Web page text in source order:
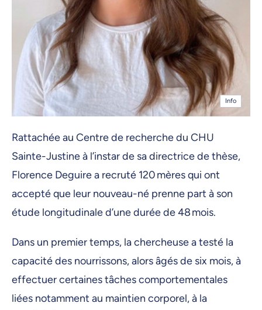
Info
Rattachée au Centre de recherche du CHU
Sainte-Justine à l’instar de sa directrice de thèse,
Florence Deguire a recruté 120 mères qui ont
accepté que leur nouveau-né prenne part à son
étude longitudinale d’une durée de 48 mois.
Dans un premier temps, la chercheuse a testé la
capacité des nourrissons, alors âgés de six mois, à
effectuer certaines tâches comportementales
liées notamment au maintien corporel, à la